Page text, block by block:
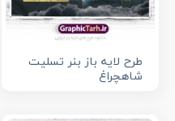
طرح لایه باز بنر تسلیت
شاهچراغ